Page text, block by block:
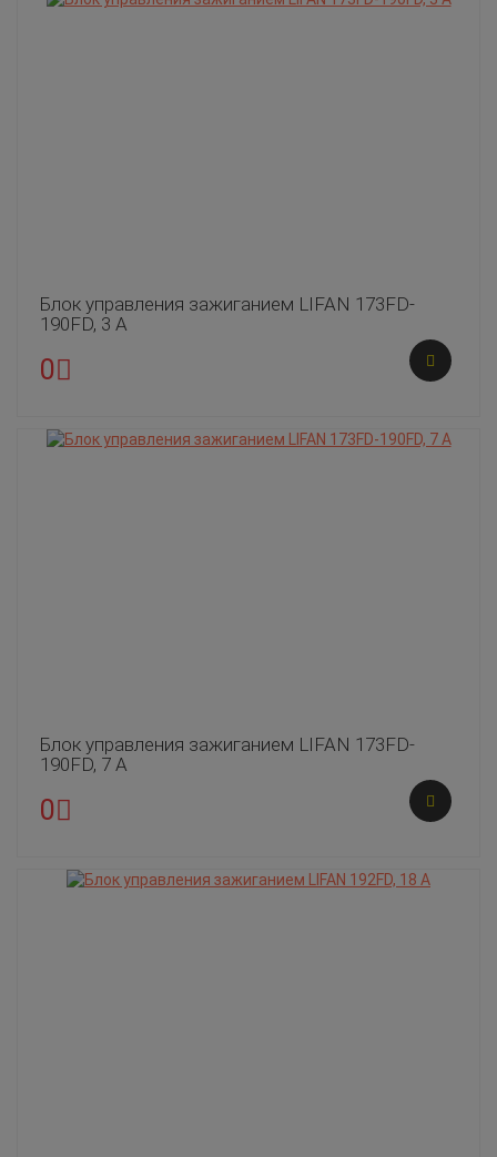
Блок управления зажиганием LIFAN 173FD-
190FD, 3 А
0
Блок управления зажиганием LIFAN 173FD-
190FD, 7 А
0